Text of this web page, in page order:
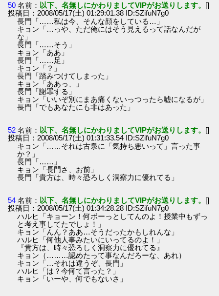
50 名前： 以下、名無しにかわりましてVIPがお送りします。 []
投稿日：2008/05/17(土) 01:29:01.38 ID:SZifuN7g0
長門「……私は今、そんな顔をしている…」
キョン「…っや、ただ俺にはそう見えるって話なんだが
な」
長門「……そう」
キョン「ああ」
長門「……足」
キョン「？」
長門「踏みつけてしまった」
キョン「ああっ、」
長門「謝罪する」
キョン「いいぞ別にまあ痛くないっつったら嘘になるが」
長門「でもあなたにも非はあった」
52 名前： 以下、名無しにかわりましてVIPがお送りします。 []
投稿日：2008/05/17(土) 01:31:33.54 ID:SZifuN7g0
キョン「……それは古泉に「気持ち悪いって」言った事
か？」
長門「……」
キョン「長門さ、お前」
長門「貴方は、時々恐ろしく洞察力に優れてる」
54 名前： 以下、名無しにかわりましてVIPがお送りします。 []
投稿日：2008/05/17(土) 01:34:28.28 ID:SZifuN7g0
ハルヒ「キョーン！何ボーっとしてんのよ！授業中もずっ
と考え事してたでしょ！」
キョン「んん？ああ…そうだったかもしれんな」
ハルヒ「何他人事みたいにいってるのよ！」
『貴方は、時々恐ろしく洞察力に優れてる』
キョン（………認めたって事なんだろーな、あれ）
キョン「…それは違うぞ、長門」
ハルヒ「は？今何て言った？」
キョン「いーや、何でもないさ」